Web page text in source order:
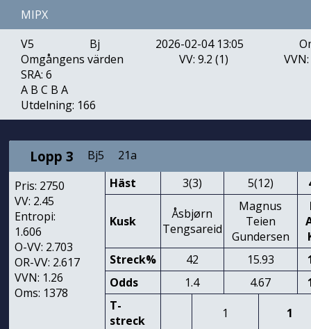
MIPX
V5
Bj 2026-02-04 13:05
Omgångens värden
VV: 9.2 (1)
SRA: 6
A B C B A
Utdelning: 166
Lopp 3 Bj5
21a
Pris: 2750
VV: 2.45
Entropi:
1.606
O-VV: 2.703
OR-VV: 2.617
VVN: 1.26
Oms: 1378
Häst 3(3) 5(12)
Kusk
Åsbjørn
Tengsareid
Magnus
Teien
Gundersen
Streck%
42 15.93
Odds
1.4 4.67
T-
streck
1
1